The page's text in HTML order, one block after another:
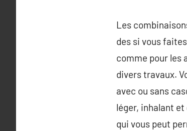
Les
des si vous
comme pour les
divers travaux.
avec ou sans
léger, inhalant
qui vous peut